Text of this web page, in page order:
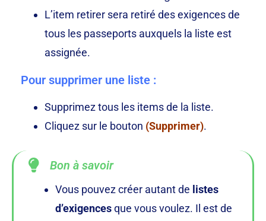
L’item retirer sera retiré des exigences de
tous les passeports auxquels la liste est
assignée.
Pour supprimer une liste :
Supprimez tous les items de la liste.
Cliquez sur le bouton (Supprimer).
Bon à savoir
Vous pouvez créer autant de listes
d’exigencesque vous voulez. Il est de